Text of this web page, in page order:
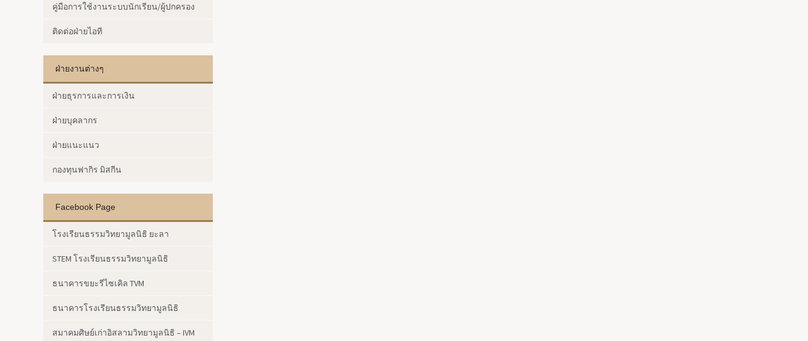
คู่มือการใช้งานระบบนักเรียน/ผู้ปกครอง
ติดต่อฝ่ายไอที
ฝ่ายงานต่างๆ
ฝ่ายธุรการและการเงิน
ฝ่ายบุคลากร
ฝ่ายแนะแนว
กองทุนฟากิร มิสกีน
Facebook Page
โรงเรียนธรรมวิทยามูลนิธิ ยะลา
STEM โรงเรียนธรรมวิทยามูลนิธิ
ธนาคารขยะรีไซเคิล TVM
ธนาคารโรงเรียนธรรมวิทยามูลนิธิ
สมาคมศิษย์เก่าอิสลามวิทยามูลนิธิ – IVM